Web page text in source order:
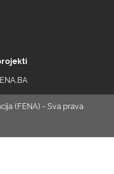
(FENA) - Sva prava